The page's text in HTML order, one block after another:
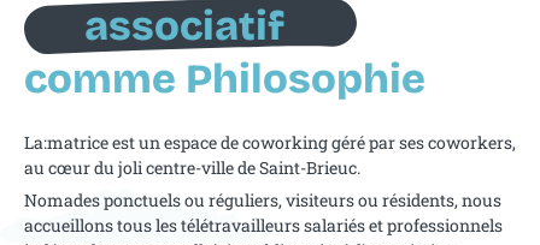
associatif
comme Philosophie
La:matrice est un espace de coworking géré par ses coworkers,
au cœur du joli centre-ville de Saint-Brieuc.
Nomades ponctuels ou réguliers, visiteurs ou résidents, nous
accueillons tous les télétravailleurs salariés et professionnels